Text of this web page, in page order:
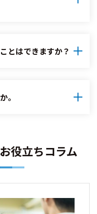
とはできますか？
。
役立ちコラム